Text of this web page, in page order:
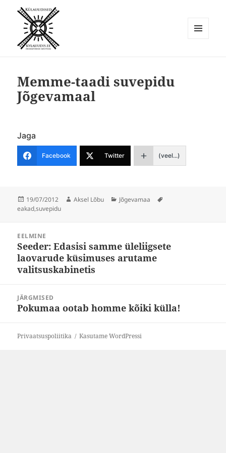
Memme-taadi suvepidu
Jõgevamaal
Jaga
Facebook Twitter (veel...)
Postitatud
19/07/2012 Autor
Aksel Lõbu Rubriigid
Jõgevamaa
eakad,suvepidu
EELMINE
Eelmine
postitus:
Seeder: Edasisi samme üleliigsete
laovarude küsimuses arutame
valitsuskabinetis
JÄRGMISED
Järgmine
Pokumaa ootab homme kõiki külla!
Privaatsuspoliitika Kasutame WordPressi